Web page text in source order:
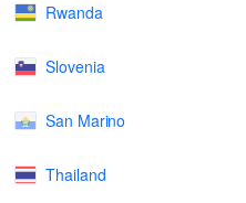
Rwanda
Slovenia
San Marino
Thailand